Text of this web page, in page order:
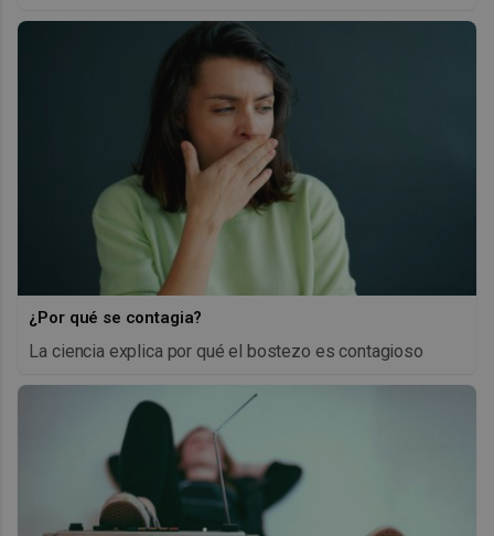
¿Por qué se contagia?
La ciencia explica por qué el bostezo es contagioso